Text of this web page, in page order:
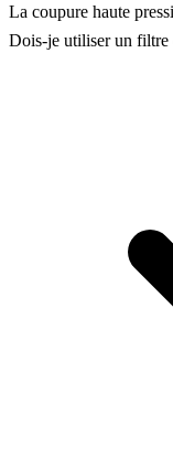
La coupure haute
Dois-je utiliser un filtre